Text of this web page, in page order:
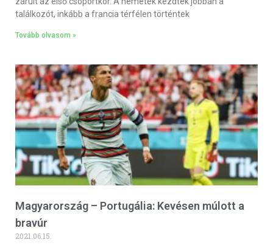
találkozót, inkább a francia térfélen történtek
Tovább olvasom »
Magyarország – Portugália: Kevésen múlott a
bravúr
2021.06.15.